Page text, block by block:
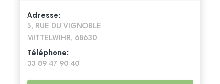
Adresse:
5, RUE DU VIGNOBLE
MITTELWIHR, 68630
Téléphone:
03 89 47 90 40